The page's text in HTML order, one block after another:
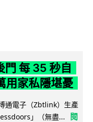
門 每 35 秒自
用家私隱堪憂
通電子（Zbtlink）生產
」（無盡...
閱